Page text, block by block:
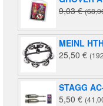
9,03€
MEINL
25,50 €
STAGG
5,50 €